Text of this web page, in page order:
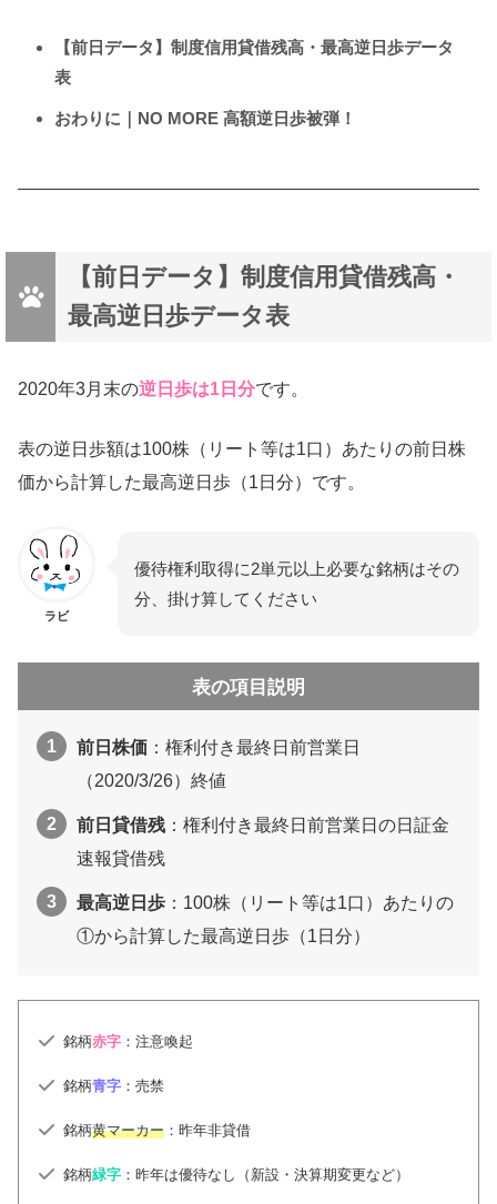
【前日データ】制度信用貸借残高・最高逆日歩データ
表
おわりに｜NO MORE 高額逆日歩被弾！
【前日データ】制度信用貸借残高・
最高逆日歩データ表
2020年3月末の逆日歩は1日分です。
表の逆日歩額は100株（リート等は1口）あたりの前日株
価から計算した最高逆日歩（1日分）です。
ラビ
優待権利取得に2単元以上必要な銘柄はその
分、掛け算してください
表の項目説明
前日株価 ：権利付き最終日前営業日
（2020/3/26）終値
前日貸借残 ：権利付き最終日前営業日の日証金
速報貸借残
最高逆日歩 ：100株（リート等は1口）あたりの
①から計算した最高逆日歩（1日分）
銘柄赤字 ：注意喚起
銘柄青字 ：売禁
銘柄黄マーカー ：昨年非貸借
銘柄緑字 ：昨年は優待なし（新設・決算期変更など）